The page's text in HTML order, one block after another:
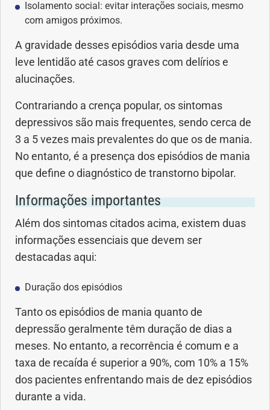
Vacinas
Isolamento social: evitar interações sociais, mesmo
com amigos próximos.
A gravidade desses episódios varia desde uma
leve lentidão até casos graves com delírios e
alucinações.
Contrariando a crença popular, os sintomas
depressivos são mais frequentes, sendo cerca de
3 a 5 vezes mais prevalentes do que os de mania.
No entanto, é a presença dos episódios de mania
que define o diagnóstico de transtorno bipolar.
Informações importantes
Além dos sintomas citados acima, existem duas
informações essenciais que devem ser
destacadas aqui:
Duração dos episódios
Tanto os episódios de mania quanto de
depressão geralmente têm duração de dias a
meses. No entanto, a recorrência é comum e a
taxa de recaída é superior a 90%, com 10% a 15%
dos pacientes enfrentando mais de dez episódios
durante a vida.